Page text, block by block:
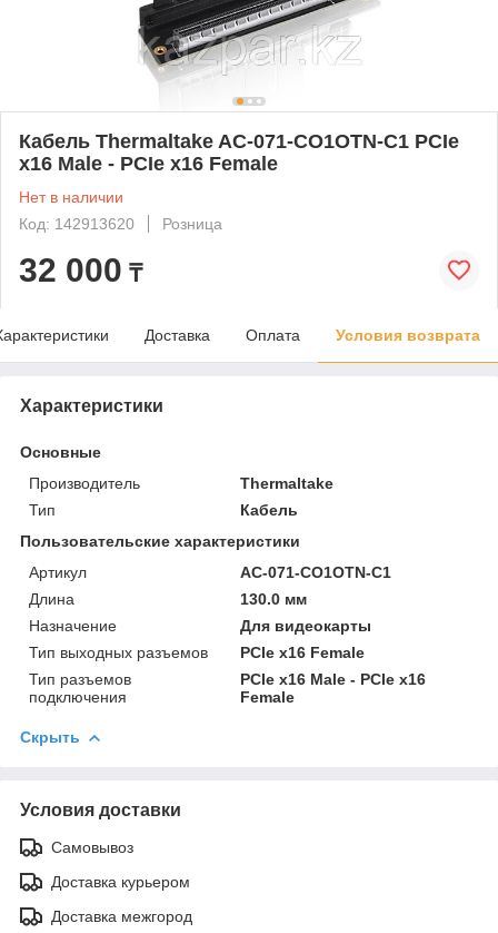
Кабель Thermaltake AC-071-CO1OTN-C1 PCIe
x16 Male - PCIe x16 Female
Нет в наличии
Код: 142913620
Розница
32 000 ₸
Доставка Оплата Условия возврата
Характеристики
Основные
Производитель
Thermaltake
Тип
Кабель
Пользовательские характеристики
Артикул
AC-071-CO1OTN-C1
Длина
130.0 мм
Назначение
Для видеокарты
Тип выходных разъемов
PCIe x16 Female
Тип разъемов
подключения
PCIe x16 Male - PCIe x16
Female
Скрыть
Условия доставки
Самовывоз
Доставка курьером
Доставка межгород